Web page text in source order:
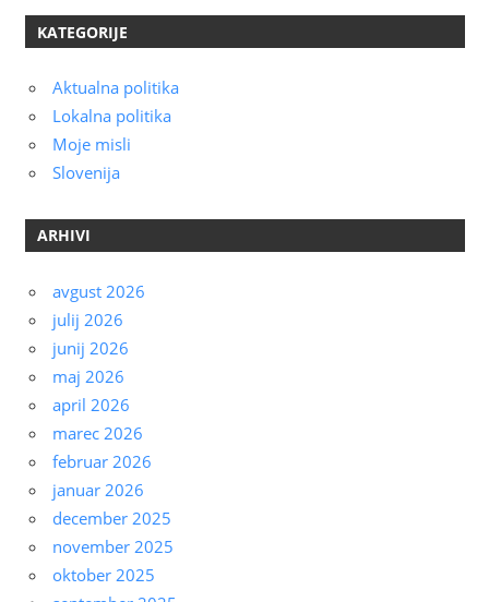
KATEGORIJE
Aktualna politika
Lokalna politika
Moje misli
Slovenija
ARHIVI
avgust 2026
julij 2026
junij 2026
maj 2026
april 2026
marec 2026
februar 2026
januar 2026
december 2025
november 2025
oktober 2025